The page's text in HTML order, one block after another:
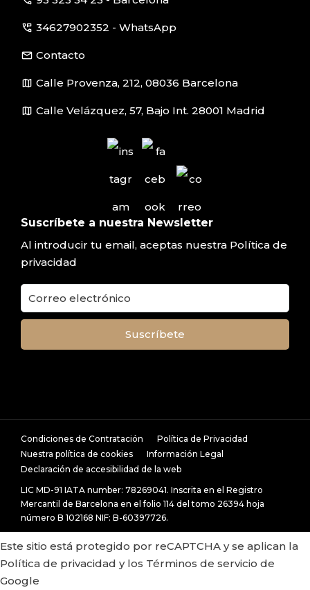
perm_phone_msg 34627902352 - WhatsApp
email Contacto
map Calle Provenza, 212, 08036 Barcelona
map Calle Velázquez, 57, Bajo Int. 28001 Madrid
Suscríbete a nuestra Newsletter
Al introducir tu email, aceptas nuestra Política de
privacidad
Condiciones de Contratación
Política de Privacidad
Nuestra política de cookies
Información Legal
Declaración de accesibilidad de la web
LIC MD-91 IATA number: 78269041. Inscrita en el Registro
Mercantil de Barcelona en el folio 114 del tomo 26394 hoja
número B 102168 NIF: B-60397726.
Este sitio está protegido por reCAPTCHA y se aplican la
Política de privacidad y los Términos de servicio de
Google